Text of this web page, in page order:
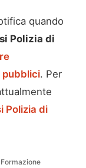
quando
Polizia di
pubblici. Per
Polizia di